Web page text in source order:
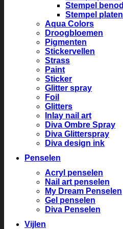
Stempel
Stempel
Aqua Colors
Droogbloemen
Pigmenten
Stickervellen
Strass
Paint
Sticker
Glitter spray
Foil
Glitters
Inlay nail art
Diva Ombre Spray
Diva Glitterspray
Diva design ink
Penselen
Acryl penselen
Nail art penselen
My Dream Penselen
Gel penselen
Diva Penselen
Vijlen